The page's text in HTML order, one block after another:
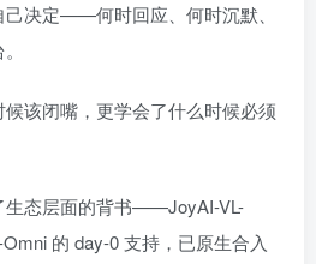
决定——何时回应、何时沉默、
该闭嘴，更学会了什么时候必须
生态层面的背书——JoyAI-VL-
的 day-0 支持，已原生合入